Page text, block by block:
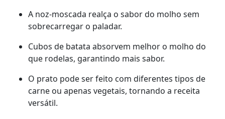
A noz-moscada realça o sabor do molho sem
sobrecarregar o paladar.
Cubos de batata absorvem melhor o molho do
que rodelas, garantindo mais sabor.
O prato pode ser feito com diferentes tipos de
carne ou apenas vegetais, tornando a receita
versátil.